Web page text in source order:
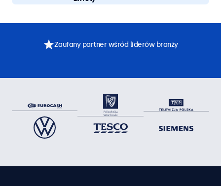
Zaufany partner wśród liderów branży